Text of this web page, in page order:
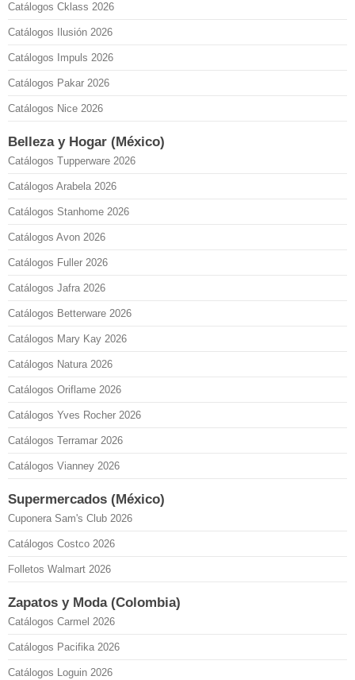
Catálogos Cklass 2026
Catálogos Ilusión 2026
Catálogos Impuls 2026
Catálogos Pakar 2026
Catálogos Nice 2026
Belleza y Hogar (México)
Catálogos Tupperware 2026
Catálogos Arabela 2026
Catálogos Stanhome 2026
Catálogos Avon 2026
Catálogos Fuller 2026
Catálogos Jafra 2026
Catálogos Betterware 2026
Catálogos Mary Kay 2026
Catálogos Natura 2026
Catálogos Oriflame 2026
Catálogos Yves Rocher 2026
Catálogos Terramar 2026
Catálogos Vianney 2026
Supermercados (México)
Cuponera Sam's Club 2026
Catálogos Costco 2026
Folletos Walmart 2026
Zapatos y Moda (Colombia)
Catálogos Carmel 2026
Catálogos Pacifika 2026
Catálogos Loguin 2026